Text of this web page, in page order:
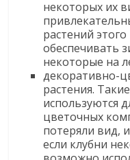
некоторых их
растений
обеспечивать
некоторые на
декоративно-
растения.
используются
цветочных
потеряли вид,
если клубни